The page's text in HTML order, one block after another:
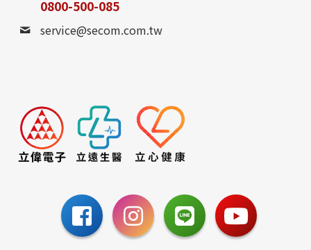
0800-885-095
請至聯絡我們填寫表單，
0800-500-085
service@secom.com.tw